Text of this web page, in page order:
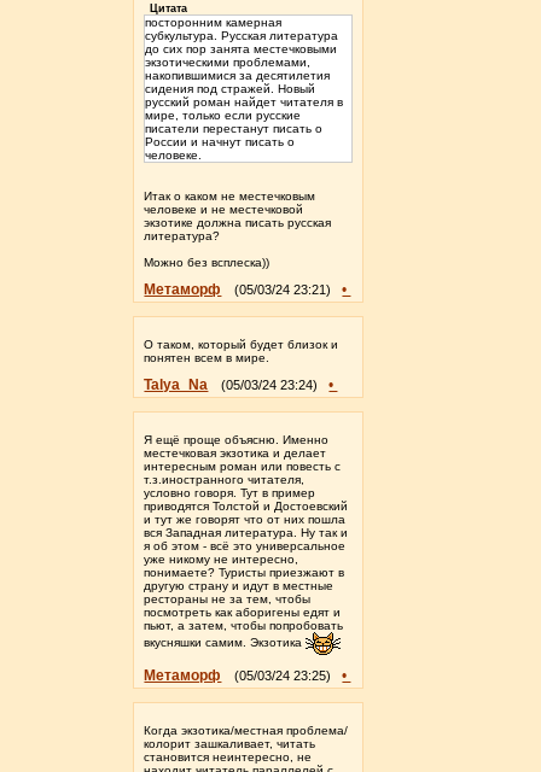
Цитата
посторонним камерная
субкультура. Русская литература
до сих пор занята местечковыми
экзотическими проблемами,
накопившимися за десятилетия
сидения под стражей. Новый
русский роман найдет читателя в
мире, только если русские
писатели перестанут писать о
России и начнут писать о
человеке.
Итак о каком не местечковым
человеке и не местечковой
экзотике должна писать русская
литература?
Можно без всплеска))
Метаморф (05/03/24 23:21) •
О таком, который будет близок и
понятен всем в мире.
Talya_Na (05/03/24 23:24) •
Я ещё проще объясню. Именно
местечковая экзотика и делает
интересным роман или повесть с
т.з.иностранного читателя,
условно говоря. Тут в пример
приводятся Толстой и Достоевский
и тут же говорят что от них пошла
вся Западная литература. Ну так и
я об этом - всё это универсальное
уже никому не интересно,
понимаете? Туристы приезжают в
другую страну и идут в местные
рестораны не за тем, чтобы
посмотреть как аборигены едят и
пьют, а затем, чтобы попробовать
вкусняшки самим. Экзотика
Метаморф (05/03/24 23:25) •
Когда экзотика/местная проблема/
колорит зашкаливает, читать
становится неинтересно, не